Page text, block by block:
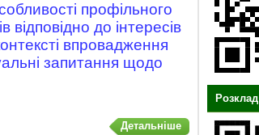
профільного
до інтересів
впровадження
запитання щодо
Детальніше
Розклад